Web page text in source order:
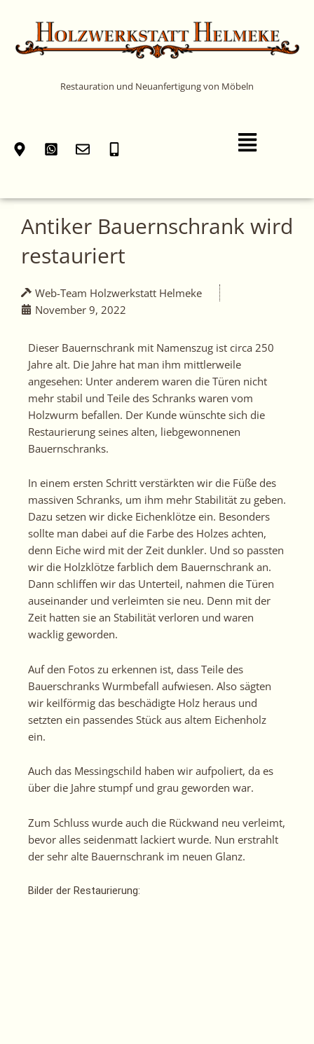
springen
Restauration und Neuanfertigung von Möbeln
Main
Menu
Antiker Bauernschrank wird
restauriert
Web-Team Holzwerkstatt Helmeke
November 9, 2022
Dieser Bauernschrank mit Namenszug ist circa 250
Jahre alt. Die Jahre hat man ihm mittlerweile
angesehen: Unter anderem waren die Türen nicht
mehr stabil und Teile des Schranks waren vom
Holzwurm befallen. Der Kunde wünschte sich die
Restaurierung seines alten, liebgewonnenen
Bauernschranks.
In einem ersten Schritt verstärkten wir die Füße des
massiven Schranks, um ihm mehr Stabilität zu geben.
Dazu setzen wir dicke Eichenklötze ein. Besonders
sollte man dabei auf die Farbe des Holzes achten,
denn Eiche wird mit der Zeit dunkler. Und so passten
wir die Holzklötze farblich dem Bauernschrank an.
Dann schliffen wir das Unterteil, nahmen die Türen
auseinander und verleimten sie neu. Denn mit der
Zeit hatten sie an Stabilität verloren und waren
wacklig geworden.
Auf den Fotos zu erkennen ist, dass Teile des
Bauerschranks Wurmbefall aufwiesen. Also sägten
wir keilförmig das beschädigte Holz heraus und
setzten ein passendes Stück aus altem Eichenholz
ein.
Auch das Messingschild haben wir aufpoliert, da es
über die Jahre stumpf und grau geworden war.
Zum Schluss wurde auch die Rückwand neu verleimt,
bevor alles seidenmatt lackiert wurde. Nun erstrahlt
der sehr alte Bauernschrank im neuen Glanz.
Bilder der Restaurierung: